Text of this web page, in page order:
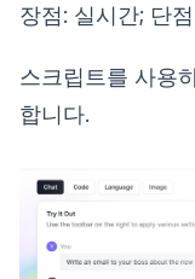
장점: 실시간; 단
스크립트를 사용
합니다.